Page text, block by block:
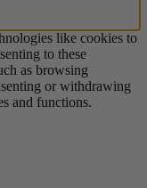
like cookies to
to these
as browsing
or withdrawing
and functions.